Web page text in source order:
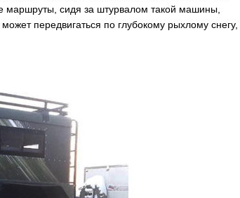
маршруты, сидя за штурвалом такой машины,
передвигаться по глубокому рыхлому снегу,